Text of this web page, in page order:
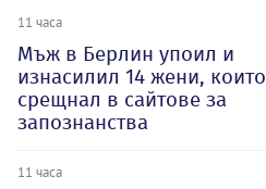
11 часа
Мъж в Берлин упоил и
изнасилил 14 жени, които
срещнал в сайтове за
запознанства
11 часа